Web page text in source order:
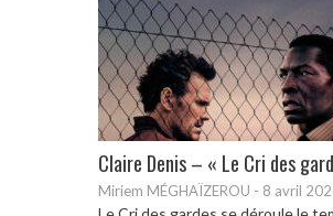
Claire Denis – « Le Cri des
Miriem MÉGHAÏZEROU - 8 avril